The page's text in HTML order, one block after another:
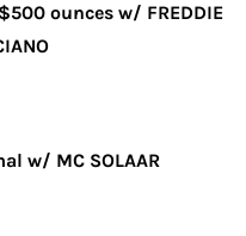
ounces w/ FREDDIE
w/ MC SOLAAR